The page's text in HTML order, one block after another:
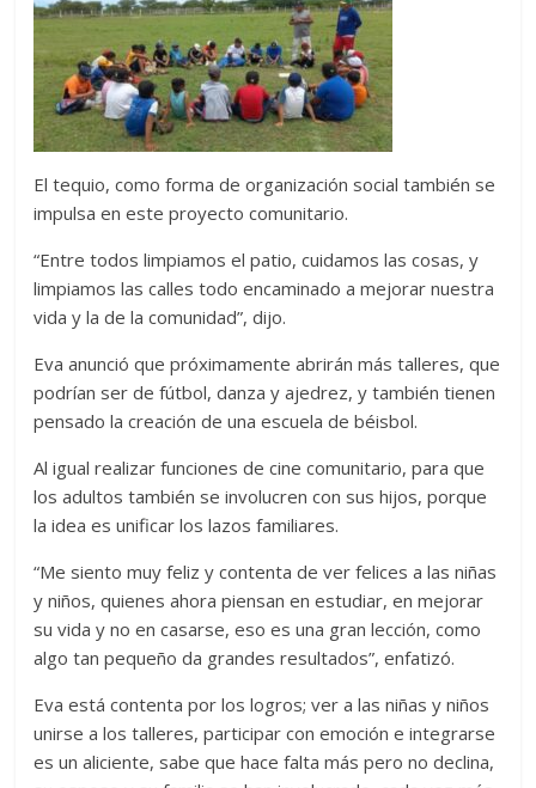
El tequio, como forma de organización social también se
impulsa en este proyecto comunitario.
“Entre todos limpiamos el patio, cuidamos las cosas, y
limpiamos las calles todo encaminado a mejorar nuestra
vida y la de la comunidad”, dijo.
Eva anunció que próximamente abrirán más talleres, que
podrían ser de fútbol, danza y ajedrez, y también tienen
pensado la creación de una escuela de béisbol.
Al igual realizar funciones de cine comunitario, para que
los adultos también se involucren con sus hijos, porque
la idea es unificar los lazos familiares.
“Me siento muy feliz y contenta de ver felices a las niñas
y niños, quienes ahora piensan en estudiar, en mejorar
su vida y no en casarse, eso es una gran lección, como
algo tan pequeño da grandes resultados”, enfatizó.
Eva está contenta por los logros; ver a las niñas y niños
unirse a los talleres, participar con emoción e integrarse
es un aliciente, sabe que hace falta más pero no declina,